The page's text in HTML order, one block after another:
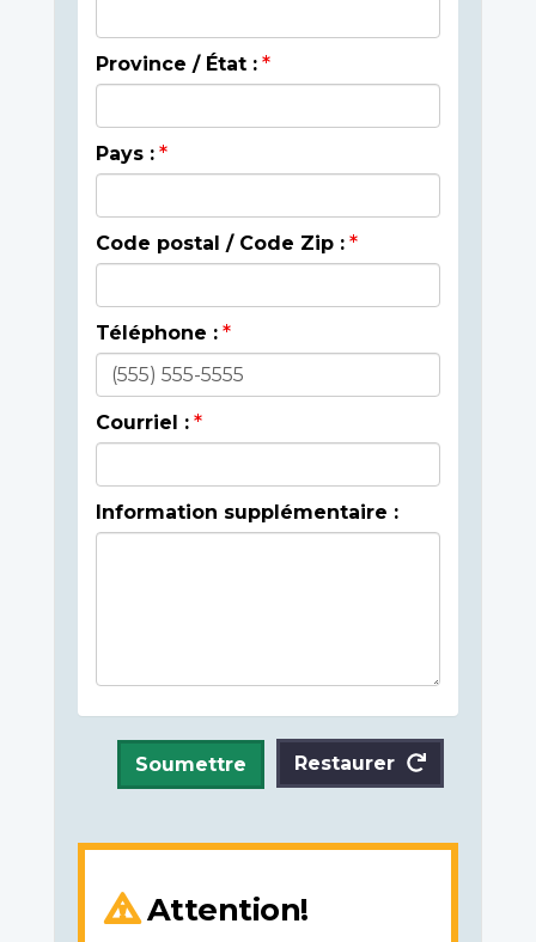
Province / État :
Pays :
Code postal / Code Zip :
Téléphone :
Courriel :
Information supplémentaire :
Soumettre Restaurer
Attention!